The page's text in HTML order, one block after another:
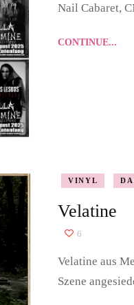
Nail Cabaret,
CONTINUE...
VINYL
Velatine
6
Velatine aus
Szene